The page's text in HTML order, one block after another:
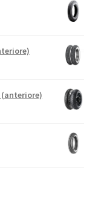
(anteriore)